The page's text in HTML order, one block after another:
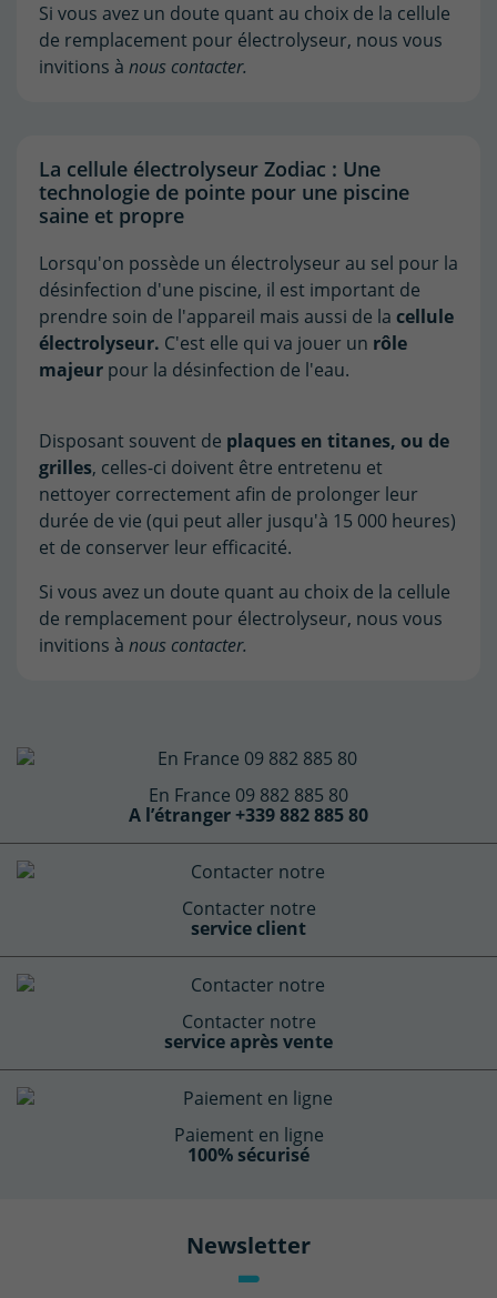
Si vous avez un doute quant au choix de la cellule
de remplacement pour électrolyseur, nous vous
invitions à nous contacter.
La cellule électrolyseur Zodiac : Une
technologie de pointe pour une piscine
saine et propre
Lorsqu'on possède un électrolyseur au sel pour la
désinfection d'une piscine, il est important de
prendre soin de l'appareil mais aussi de la cellule
électrolyseur. C'est elle qui va jouer un rôle
majeur pour la désinfection de l'eau.
Disposant souvent de plaques en titanes, ou de
grilles, celles-ci doivent être entretenu et
nettoyer correctement afin de prolonger leur
durée de vie (qui peut aller jusqu'à 15 000 heures)
et de conserver leur efficacité.
Si vous avez un doute quant au choix de la cellule
de remplacement pour électrolyseur, nous vous
invitions à nous contacter.
En France 09 882 885 80
A l’étranger +339 882 885 80
Contacter notre
service client
Contacter notre
service après vente
Paiement en ligne
100% sécurisé
Newsletter